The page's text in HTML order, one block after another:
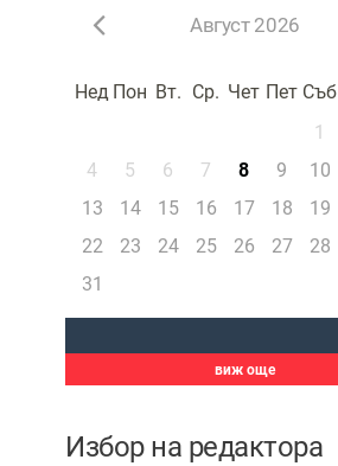
Август 2026
Нед Пон Вт. Ср. Чет Пет Съб
1
4
5 6 7 8 9 10
13
14 15 16 17 18 19
22
23 24 25 26 27 28
31
виж още
Избор на редактора